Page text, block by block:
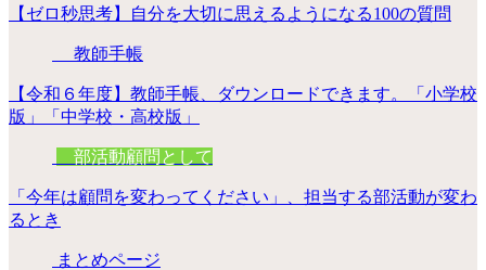
【ゼロ秒思考】自分を大切に思えるようになる100の質問
教師手帳
【令和６年度】教師手帳、ダウンロードできます。「小学校
版」「中学校・高校版」
部活動顧問として
「今年は顧問を変わってください」、担当する部活動が変わ
るとき
まとめページ